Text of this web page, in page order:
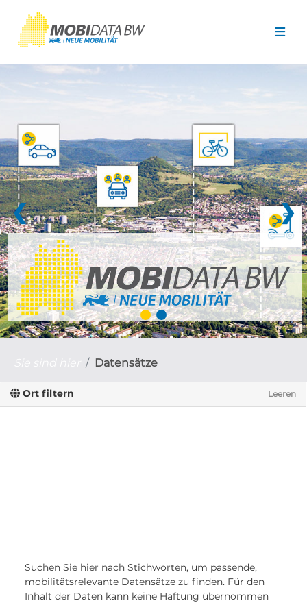
❮ ❯
Datensätze
Ort filtern Leeren
Suchen Sie hier nach Stichworten, um passende,
mobilitätsrelevante Datensätze zu finden. Für den
Inhalt der Daten kann keine Haftung übernommen